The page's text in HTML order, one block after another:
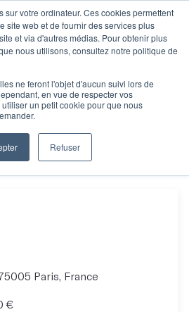
sur votre ordinateur. Ces cookies permettent
site web et de fournir des services plus
et via d'autres médias. Pour obtenir plus
nous utilisons, consultez notre politique de
ne feront l'objet d'aucun suivi lors de
en vue de respecter vos
un petit cookie pour que nous
Refuser
: trouver
idéal
Paris, France
€